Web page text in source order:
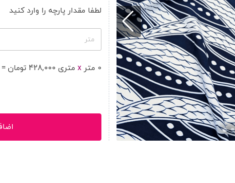
لطفا مقدار پارچه را وارد کنید
متر
0 متر x متری 428,000 تومان =